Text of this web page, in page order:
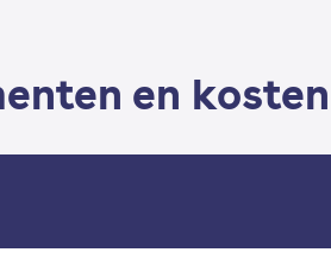
en kosten